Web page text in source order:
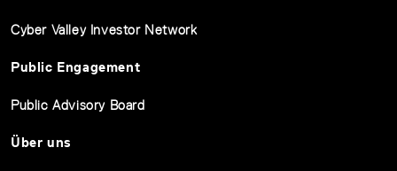
Cyber Valley Investor Network
Public Engagement
Public Advisory Board
Über uns